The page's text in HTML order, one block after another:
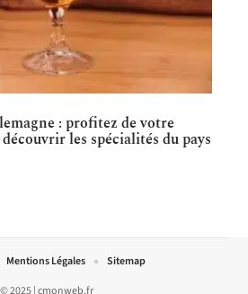
: profitez de votre
les spécialités du pays
Mentions Légales Sitemap